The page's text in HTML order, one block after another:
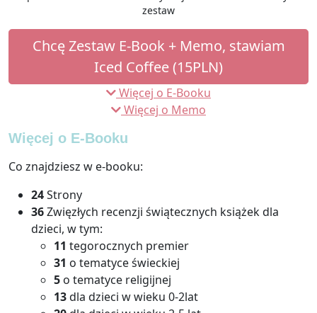
zestaw
Chcę Zestaw E-Book + Memo, stawiam
Iced Coffee (15PLN)
Więcej o E-Booku
Więcej o Memo
Więcej o E-Booku
Co znajdziesz w e-booku:
24Strony
36Zwięzłych recenzji świątecznych książek dla
dzieci, w tym:
11 tegorocznych premier
31 o tematyce świeckiej
5 o tematyce religijnej
13dla dzieci w wieku 0-2lat